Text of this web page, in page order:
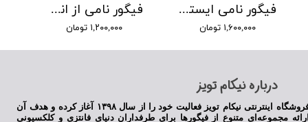
فیگور نامی از انیمه وان پیس
۱,۲۰۰,۰۰۰ تومان
فیگور نامی ایستاده
۱,۶۰۰,۰۰۰ تومان
​درباره نیکام تویز
فروشگاه اینترنتی نیکام تویز فعالیت خود را از سال ۱۳۹۸ آغاز کرده و هدف آن
مجموعه‌ای متنوع از فیگورها برای طرفداران دنیای فانتزی و کلکسیونی